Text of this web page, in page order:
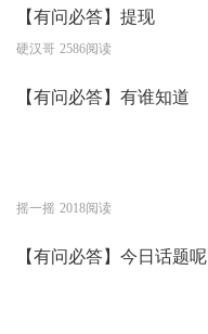
【有问必答】提现
硬汉哥 2586阅读
【有问必答】有谁知道
摇一摇 2018阅读
【有问必答】今日话题呢